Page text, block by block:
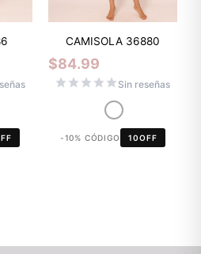
CAMISOLA 36880
$84.99
Sin reseñas
-10% CÓDIGO 10OFF